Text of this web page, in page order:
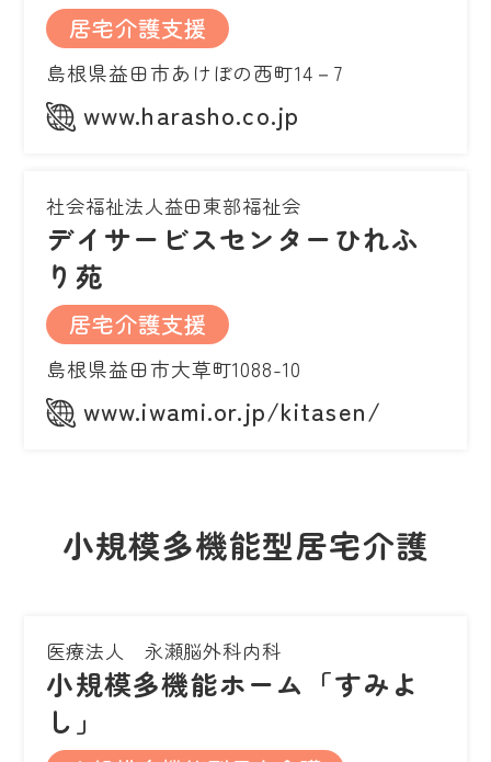
居宅介護支援
島根県益田市あけぼの西町14－7
www.harasho.co.jp
社会福祉法人益田東部福祉会
デイサービスセンターひれふ
り苑
居宅介護支援
島根県益田市大草町1088-10
www.iwami.or.jp/kitasen/
小規模多機能型居宅介護
医療法人 永瀬脳外科内科
小規模多機能ホーム「すみよ
し」